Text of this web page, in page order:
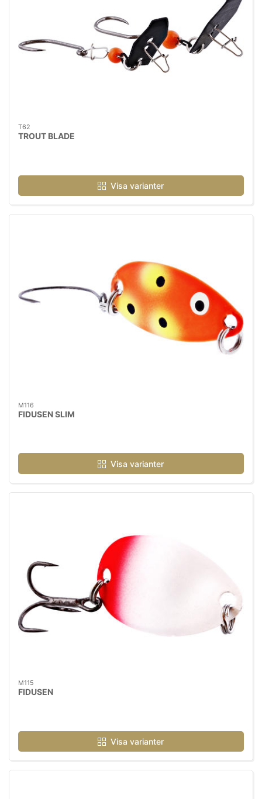
T62
TROUT BLADE
Visa varianter
M116
FIDUSEN SLIM
Visa varianter
M115
FIDUSEN
Visa varianter